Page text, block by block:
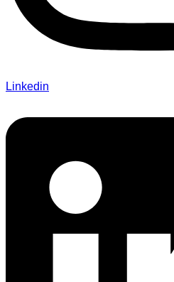
Linkedin